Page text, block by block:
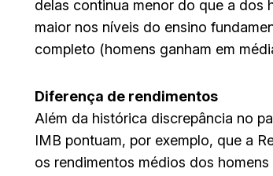
delas continua menor do que a dos
maior nos níveis do ensino
completo (homens ganham em
Diferença de rendimentos
Além da histórica discrepância no
IMB pontuam, por exemplo, que a
os rendimentos médios dos